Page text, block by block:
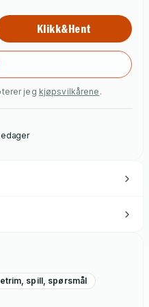
å omdanne dem til
deg med på en
du vil trenge for å ligge
Klikk&Hent
jeg kjøpsvilkårene .
spill, spørsmål